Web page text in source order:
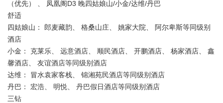
（优先） 、 凤凰阁D3 晚四姑娘山/小金/达维/丹巴
舒适
四姑娘山： 郎麦藏韵、 格桑山庄、 姚家大院、 阿尔卑斯等同级别
酒店
小金： 克莱乐、 远意酒店、 顺民酒店、 开鹏酒店、 杨家酒店、 鑫
馨酒店、 友谊酒店等同级别酒店
达维： 冒水袁家客栈、 锦湘苑民酒店等同级别酒店
丹巴： 宏浩、 明悦、 丹巴假日酒店等同级别酒店
三钻